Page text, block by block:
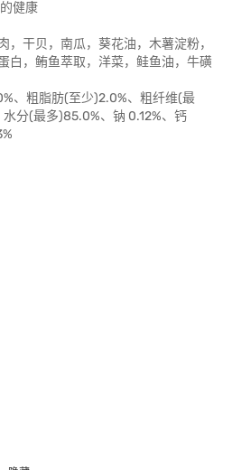
健康
，干贝，南瓜，葵花油，木薯淀粉，
白，鲔鱼萃取，洋菜，鲑鱼油，牛磺
、粗脂肪(至少)2.0%、粗纤维(最
分(最多)85.0%、钠 0.12%、钙